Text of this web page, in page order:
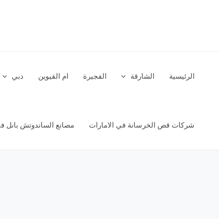
الرئيسية الشارقة الفجيرة ام القيوين دبي
شركات قص الخرسانة في الامارات مصانع الساندوتش بانل